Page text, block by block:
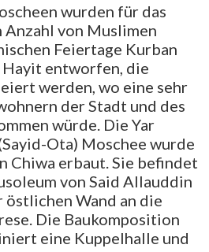
wurden für das
von Muslimen
Feiertage Kurban
Hayit entworfen, die
werden, wo eine sehr
der Stadt und des
würde. Die Yar
Ota) Moschee wurde
Chiwa erbaut. Sie befindet
von Said Allauddin
Wand an die
Die Baukomposition
eine Kuppelhalle und